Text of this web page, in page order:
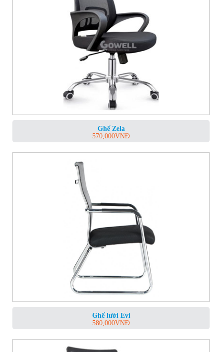
Ghế Zela
570,000VNĐ
Ghế lưới Evi
580,000VNĐ